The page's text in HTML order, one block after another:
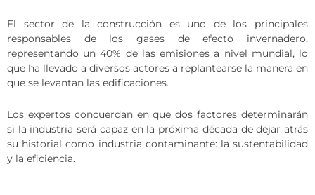
El sector de la construcción es uno de los principales
responsables de los gases de efecto invernadero,
representando un 40% de las emisiones a nivel mundial, lo
que ha llevado a diversos actores a replantearse la manera en
que se levantan las edificaciones.
Los expertos concuerdan en que dos factores determinarán
si la industria será capaz en la próxima década de dejar atrás
su historial como industria contaminante: la sustentabilidad
y la eficiencia.